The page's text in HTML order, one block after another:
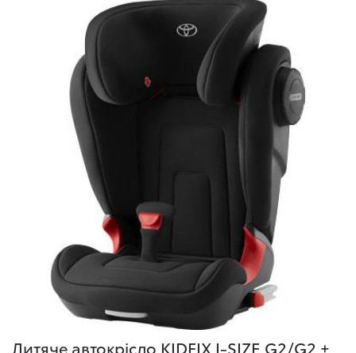
Дитяче автокрісло KIDFIX I-SIZE G2/G2 +